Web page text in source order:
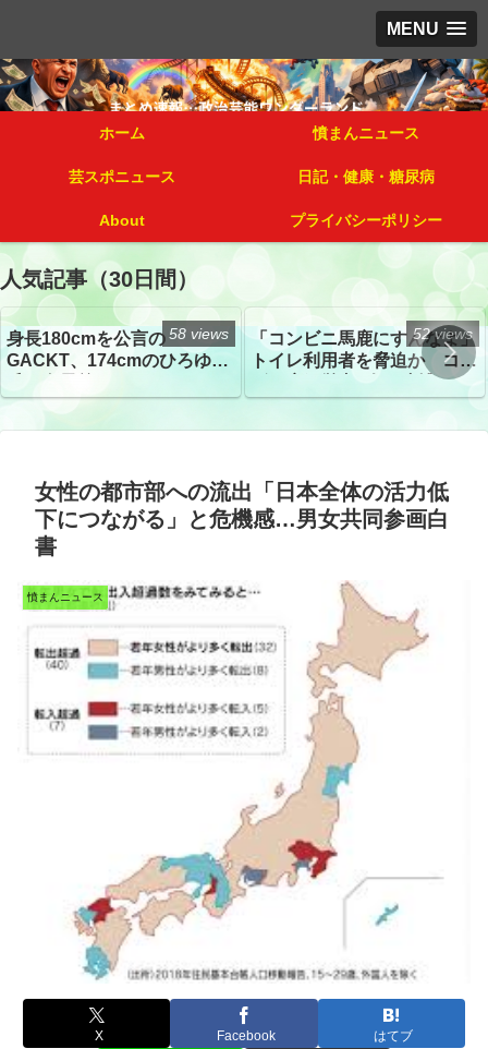
MENU
ホーム 憤まんニュース
芸スポニュース 日記・健康・糖尿病
About プライバシーポリシー
人気記事（30日間）
身長180cmを公言の
GACKT、174cmのひろゆき
トざわつき イベントでの写
真が話題
58 views
「コンビニ馬鹿にすんなよ」
トイレ利用者を脅迫か コン
52 views
女性の都市部への流出「日本全体の活力低
下につながる」と危機感…男女共同参画白
書
憤まんニュース
X Facebook はてブ